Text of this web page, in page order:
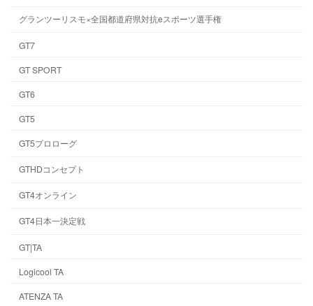
グランツーリスモ×全国都道府県対抗eスポーツ選手権
GT7
GT SPORT
GT6
GT5
GT5プロローグ
GTHDコンセプト
GT4オンライン
GT4日本一決定戦
GT|TA
Logicool TA
ATENZA TA